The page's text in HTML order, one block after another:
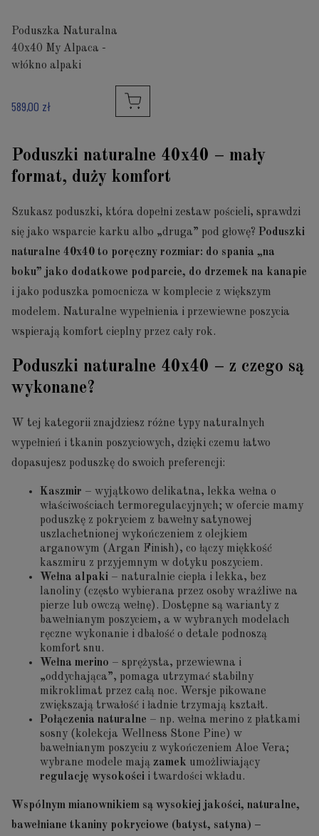
Poduszka Naturalna
40x40 My Alpaca -
włókno alpaki
589,00 zł
Poduszki naturalne 40x40 – mały
format, duży komfort
Szukasz poduszki, która dopełni zestaw pościeli, sprawdzi
się jako wsparcie karku albo „druga” pod głowę? Poduszki
naturalne 40x40 to poręczny rozmiar: do spania „na
boku” jako dodatkowe podparcie, do drzemek na kanapie
i jako poduszka pomocnicza w komplecie z większym
modelem. Naturalne wypełnienia i przewiewne poszycia
wspierają komfort cieplny przez cały rok.
Poduszki naturalne 40x40 – z czego są
wykonane?
W tej kategorii znajdziesz różne typy naturalnych
wypełnień i tkanin poszyciowych, dzięki czemu łatwo
dopasujesz poduszkę do swoich preferencji:
Kaszmir – wyjątkowo delikatna, lekka wełna o
właściwościach termoregulacyjnych; w ofercie mamy
poduszkę z pokryciem z bawełny satynowej
uszlachetnionej wykończeniem z olejkiem
arganowym (Argan Finish), co łączy miękkość
kaszmiru z przyjemnym w dotyku poszyciem.
Wełna alpaki – naturalnie ciepła i lekka, bez
lanoliny (często wybierana przez osoby wrażliwe na
pierze lub owczą wełnę). Dostępne są warianty z
bawełnianym poszyciem, a w wybranych modelach
ręczne wykonanie i dbałość o detale podnoszą
komfort snu.
Wełna merino – sprężysta, przewiewna i
„oddychająca”, pomaga utrzymać stabilny
mikroklimat przez całą noc. Wersje pikowane
zwiększają trwałość i ładnie trzymają kształt.
Połączenia naturalne – np. wełna merino z płatkami
sosny (kolekcja Wellness Stone Pine) w
bawełnianym poszyciu z wykończeniem Aloe Vera;
wybrane modele mają zamek umożliwiający
regulację wysokości i twardości wkładu.
Wspólnym mianownikiem są wysokiej jakości, naturalne,
bawełniane tkaniny pokryciowe (batyst, satyna) –